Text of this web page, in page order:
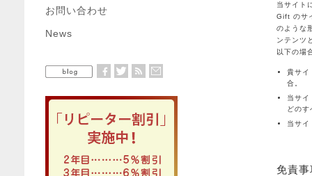
お問い合わせ
News
当サイト
Gift のサ
のような
ンテンツ
以下の場
貴サイ
合。
当サイ
どのす
当サイ
免責事